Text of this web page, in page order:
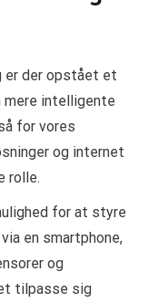
er der opstået et
mere intelligente
for vores
og internet
rolle.
for at styre
en smartphone,
og
tilpasse sig